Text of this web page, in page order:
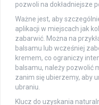
pozwoli na dokładniejsze
Ważne jest, aby
aplikacji w miejscach jak
zabarwić. Można na
balsamu lub wcześniej
kremem, co ograniczy
balsamu, należy pozwolić
zanim się ubierzemy, aby
ubraniu.
Klucz do uzyskania